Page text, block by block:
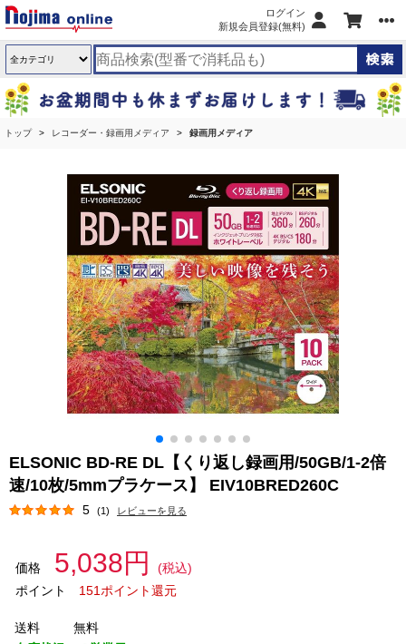
ログイン
新規会員登録(無料)
トップ レコーダー・録画用メディア 録画用メディア
ELSONIC BD-RE DL【くり返し録画用/50GB/1-2倍
速/10枚/5mmプラケース】 EIV10BRED260C
5 (1) レビューを見る
価格 5,038円
(税込)
ポイント
151ポイント還元
送料
無料